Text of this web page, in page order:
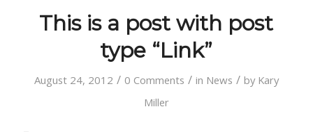
This is a post with post
type “Link”
August 24, 2012 / 0 Comments / in News / by Kary
Miller